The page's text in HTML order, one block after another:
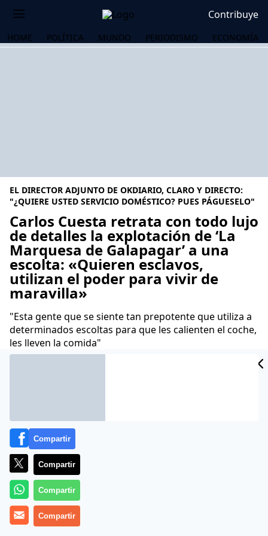
Contribuye
HOME POLÍTICA MUNDO PERIODISMO ECONOMÍA
EL DIRECTOR ADJUNTO DE OKDIARIO, CLARO Y DIRECTO:
"¿QUIERE USTED SERVICIO DOMÉSTICO? PUES PÁGUESELO"
Carlos Cuesta retrata con todo lujo
de detalles la explotación de ‘La
Marquesa de Galapagar’ a una
escolta: «Quieren esclavos,
utilizan el poder para vivir de
maravilla»
"Esta gente que se siente tan prepotente que utiliza a
determinados escoltas para que les calienten el coche,
les lleven la comida"
Compartir
Compartir
Compartir
Compartir